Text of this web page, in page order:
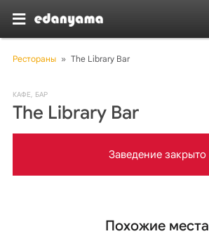
Рестораны » The Library Bar
КАФЕ, БАР
The Library Bar
Заведение закрыто
Похожие места